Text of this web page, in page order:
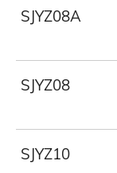
SJYZ08A
SJYZ08
SJYZ10